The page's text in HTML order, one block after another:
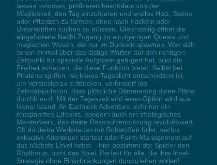
lassen möchten, profitieren besonders von der
Möglichkeit, den Tag einzufrieren und endlos Holz, Steine
oder Pflanzen zu farmen, ohne nach Fackeln oder
Unterkünften suchen zu müssen. Gleichzeitig öffnet die
eingefrorene Nacht Zugang zu einzigartigen Quests und
magischen Wesen, die nur im Dunkeln spawnen. Wer sich
schon einmal über das lästige Warten auf den richtigen
Zeitpunkt für spezielle Aufgaben geärgert hat, wird die
Freiheit schätzen, die diese Funktion bietet. Selbst bei
Piratenangriffen, wo klares Tageslicht entscheidend ist,
um Verstecke zu entdecken, verhindert die
Zeitmanipulation, dass plötzliche Dämmerung deine Pläne
durchkreuzt. Mit der Tageszeit einfrieren-Option wird aus
Ikonei Island: An Earthlock Adventure nicht nur ein
entspanntes Erlebnis, sondern auch ein strategisches
Meisterwerk, das deine Ressourcennutzung revolutioniert.
Ob du deine Werkstätten mit Rohstoffen füllst, nachts
exklusive Abenteuer startest oder Farm-Management auf
das nächste Level hebst – hier bestimmt der Spieler den
Rhythmus, nicht das Spiel. Perfekt für alle, die ihre Insel-
Strategie ohne Einschränkungen durchziehen wollen!